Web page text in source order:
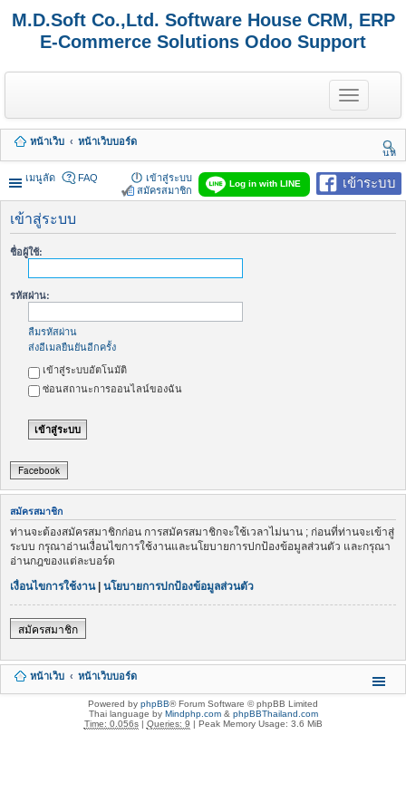
M.D.Soft Co.,Ltd. Software House CRM, ERP
E-Commerce Solutions Odoo Support
T
o
g
e
n
a
v
g
หน้าเว็บ
หน้าเว็บบอร์ด
นห
า
เมนูลัด
เข้าระบบ
Log in with LINE
FAQ
เข้าสู่ระบบ
สมัครสมาชิก
เข้าสู่ระบบ
ชื่อผู้ใช้:
รหัสผ่าน:
ลืมรหัสผ่าน
ส่งอีเมลยืนยันอีกครั้ง
เข้าสู่ระบบอัตโนมัติ
ซ่อนสถานะการออนไลน์ของฉัน
Facebook
สมัครสมาชิก
ท่านจะต้องสมัครสมาชิกก่อน การสมัครสมาชิกจะใช้เวลาไม่นาน ; ก่อนที่ท่านจะเข้าสู่
ระบบ กรุณาอ่านเงื่อนไขการใช้งานและนโยบายการปกป้องข้อมูลส่วนตัว และกรุณา
อ่านกฎของแต่ละบอร์ด
เงื่อนไขการใช้งาน| นโยบายการปกป้องข้อมูลส่วนตัว
สมัครสมาชิก
หน้าเว็บ หน้าเว็บบอร์ด
Powered by phpBB® Forum Software © phpBB Limited
Thai language by Mindphp.com& phpBBThailand.com
Time: 0.056s| Queries: 9 | Peak Memory Usage: 3.6 MiB